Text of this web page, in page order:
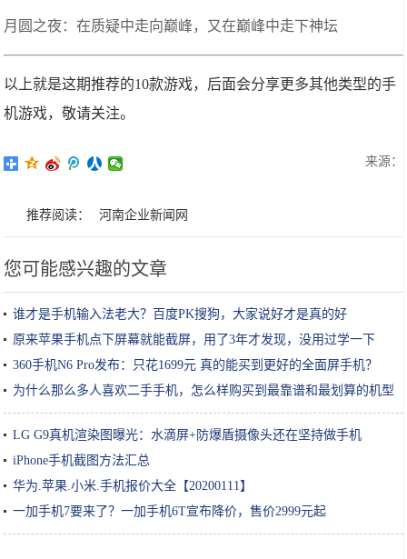
月圆之夜：在质疑中走向巅峰，又在巅峰中走下神坛
以上就是这期推荐的10款游戏，后面会分享更多其他类型的手
机游戏，敬请关注。
来源：
推荐阅读： 河南企业新闻网
您可能感兴趣的文章
谁才是手机输入法老大？百度PK搜狗，大家说好才是真的好
原来苹果手机点下屏幕就能截屏，用了3年才发现，没用过学一下
360手机N6 Pro发布：只花1699元 真的能买到更好的全面屏手机？
为什么那么多人喜欢二手手机，怎么样购买到最靠谱和最划算的机型
LG G9真机渲染图曝光：水滴屏+防爆盾摄像头还在坚持做手机
iPhone手机截图方法汇总
华为.苹果.小米.手机报价大全【20200111】
一加手机7要来了？一加手机6T宣布降价，售价2999元起